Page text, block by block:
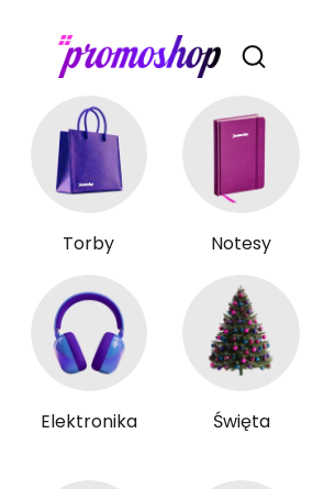
Otwórz
Torby Notesy
Elektronika Święta